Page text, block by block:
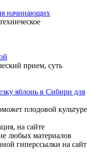
начинающих
прием, суть
яблонь в Сибири для
плодовой культуре
на сайте
любых материалов
гиперссылки на сайт